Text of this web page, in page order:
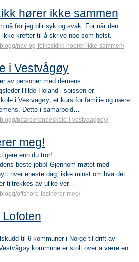
hører ikke sammen
nå før jeg blir syk og svak. For når den
krefter til å skrive noe som helst.
nav-og-folkeskikk-hoerer-ikke-sammen/
i Vestvågøy
av personer med demens.
Hilde Holand i spissen er
i Vestvågøy; et kurs for familie og nære
Dette i samarbeid…
paaroerendeskole-i-vestvaagoey/
meg!
enn du tror!
beste jobb! Gjennom møtet med
hver eneste dag, ikke minst om hva det
tiltrekkes av ulike ver…
offshore-fasinerer-meg/
til 6 kommuner i Norge til drift av
kommune er stolt over å være en